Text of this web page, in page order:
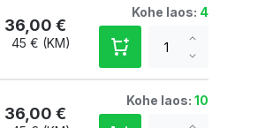
36,00 €
45 €
Kohe laos: 4
Increase
qty
Decrease
36,00 €
Kohe laos: 10